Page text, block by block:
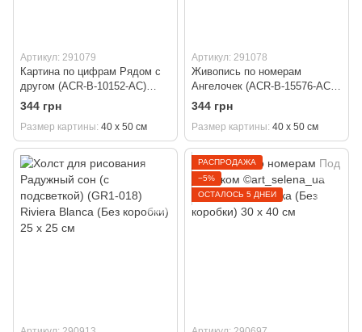
Артикул: 291079
Картина по цифрам Рядом с
другом (ACR-B-10152-AC)
ArtCraft 40 х 50 см
344 грн
Размер картины 40 х 50 см
Артикул: 291078
Живопись по номерам
Ангелочек (ACR-B-15576-AC)
ArtCraft 40 х 50 см
344 грн
Размер картины 40 х 50 см
РАСПРОДАЖА
−5%
ОСТАЛОСЬ 5 ДНЕЙ